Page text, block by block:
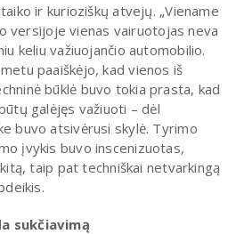
ir kurioziškų atvejų. „Viename
versijoje vienas vairuotojas neva
keliu važiuojančio automobilio.
paaiškėjo, kad vienos iš
būklė buvo tokia prasta, kad
galėjęs važiuoti – dėl
buvo atsivėrusi skylė. Tyrimo
įvykis buvo inscenizuotas,
taip pat techniškai netvarkingą
sukčiavimą